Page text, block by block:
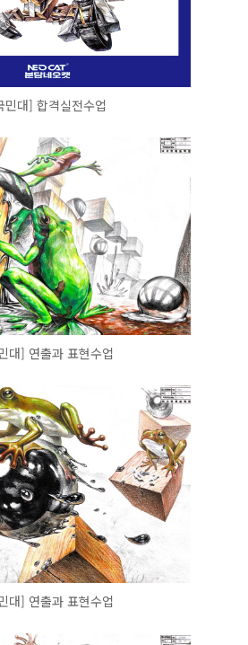
민대] 합격실전수업
대] 연출과 표현수업
대] 연출과 표현수업